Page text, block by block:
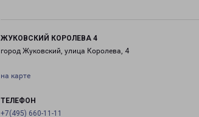
ЖУКОВСКИЙ КОРОЛЕВА 4
город Жуковский, улица Королева, 4
на карте
ТЕЛЕФОН
+7(495) 660-11-11